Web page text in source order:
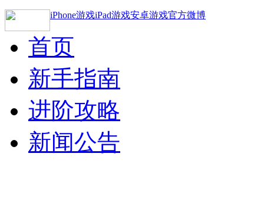
iPhone游戏iPad游戏安卓游戏官方微博
首页
新手指南
进阶攻略
新闻公告